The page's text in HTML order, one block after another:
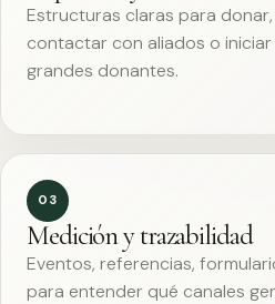
Estructuras claras para
contactar con aliados o
grandes donantes.
03
Medición y trazabilidad
Eventos, referencias,
para entender qué canales